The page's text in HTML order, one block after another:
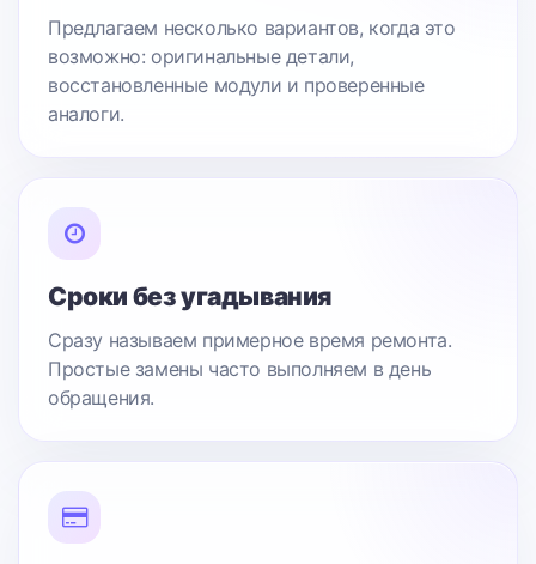
Предлагаем несколько вариантов, когда это
возможно: оригинальные детали,
восстановленные модули и проверенные
аналоги.
Сроки без угадывания
Сразу называем примерное время ремонта.
Простые замены часто выполняем в день
обращения.